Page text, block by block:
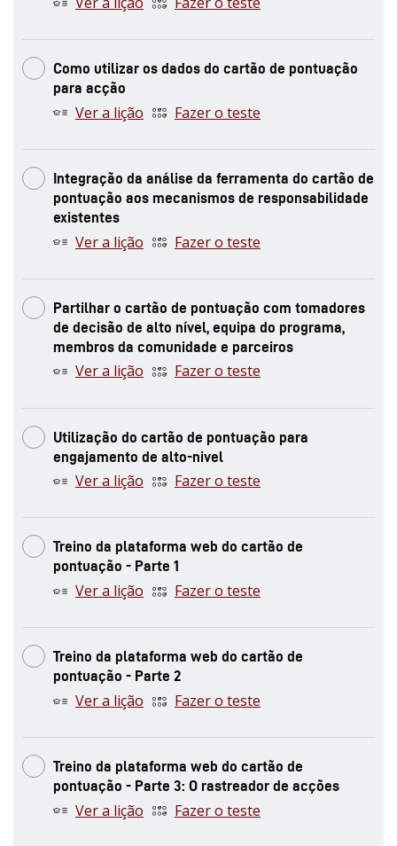
Como utilizar os dados do cartão de pontuação
para acção
Ver a lição Fazer o teste
Integração da análise da ferramenta do cartão de
pontuação aos mecanismos de responsabilidade
existentes
Ver a lição Fazer o teste
Partilhar o cartão de pontuação com tomadores
de decisão de alto nível, equipa do programa,
membros da comunidade e parceiros
Ver a lição Fazer o teste
Utilização do cartão de pontuação para
engajamento de alto-nivel
Ver a lição Fazer o teste
Treino da plataforma web do cartão de
pontuação - Parte 1
Ver a lição Fazer o teste
Treino da plataforma web do cartão de
pontuação - Parte 2
Ver a lição Fazer o teste
Treino da plataforma web do cartão de
pontuação - Parte 3: O rastreador de acções
Ver a lição Fazer o teste